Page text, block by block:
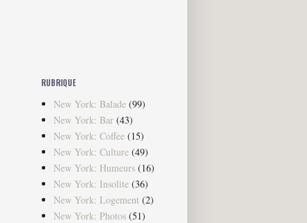
RUBRIQUE
New York: Balade (99)
New York: Bar (43)
New York: Coffee (15)
New York: Culture (49)
New York: Humeurs (16)
New York: Insolite (36)
New York: Logement (2)
New York: Photos (51)